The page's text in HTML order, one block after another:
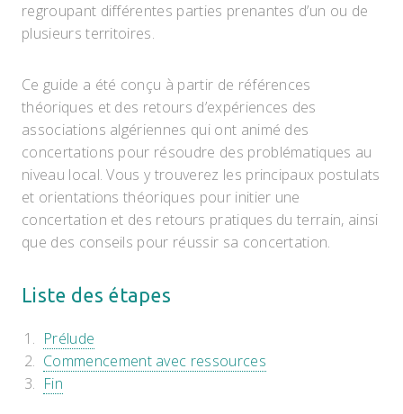
regroupant différentes parties prenantes d’un ou de
plusieurs territoires.
Ce guide a été conçu à partir de références
théoriques et des retours d’expériences des
associations algériennes qui ont animé des
concertations pour résoudre des problématiques au
niveau local. Vous y trouverez les principaux postulats
et orientations théoriques pour initier une
concertation et des retours pratiques du terrain, ainsi
que des conseils pour réussir sa concertation.
Liste des étapes
Prélude
Commencement avec ressources
Fin